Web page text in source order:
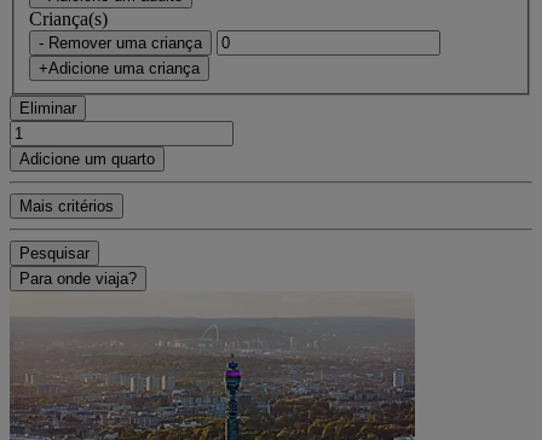
Criança(s)
- Remover uma criança
+Adicione uma criança
Eliminar
Adicione um quarto
Mais critérios
Pesquisar
Para onde viaja?